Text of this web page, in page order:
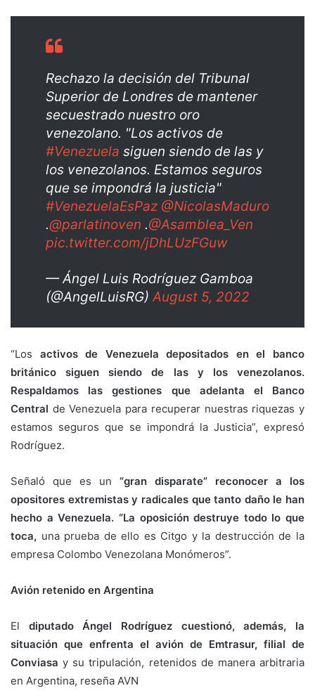
Rechazo la decisión del Tribunal
Superior de Londres de mantener
secuestrado nuestro oro
venezolano. "Los activos de
#Venezuela siguen siendo de las y
los venezolanos. Estamos seguros
que se impondrá la justicia"
#VenezuelaEsPaz @NicolasMaduro
.@parlatinoven .@Asamblea_Ven
pic.twitter.com/jDhLUzFGuw
— Ángel Luis Rodríguez Gamboa
(@AngelLuisRG)August 5, 2022
“Los activos de Venezuela depositados en el banco
británico siguen siendo de las y los venezolanos.
Respaldamos las gestiones que adelanta el Banco
Central de Venezuela para recuperar nuestras riquezas y
estamos seguros que se impondrá la Justicia”, expresó
Rodríguez.
Señaló que es un “gran disparate” reconocer a los
opositores extremistas y radicales que tanto daño le han
hecho a Venezuela. “La oposición destruye todo lo que
toca, una prueba de ello es Citgo y la destrucción de la
empresa Colombo Venezolana Monómeros”.
Avión retenido en Argentina
El diputado Ángel Rodríguez cuestionó, además, la
situación que enfrenta el avión de Emtrasur, filial de
Conviasa y su tripulación, retenidos de manera arbitraria
en Argentina, reseña AVN